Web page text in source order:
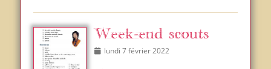
Week-end scouts
Postedlundi 7 février 2022